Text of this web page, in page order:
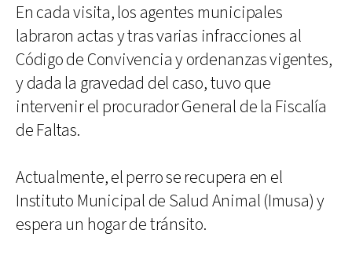
En cada visita, los agentes municipales
labraron actas y tras varias infracciones al
Código de Convivencia y ordenanzas vigentes,
y dada la gravedad del caso, tuvo que
intervenir el procurador General de la Fiscalía
de Faltas.
Actualmente, el perro se recupera en el
Instituto Municipal de Salud Animal (Imusa) y
espera un hogar de tránsito.